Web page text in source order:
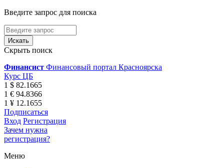
Введите запрос для поиска
Скрыть поиск
Финансист Финансовый портал Красноярска
Курс ЦБ
1 $ 82.1665
1 € 94.8366
1 ¥ 12.1655
Подписаться
Вход Регистрация
Зачем нужна
регистрация?
Меню